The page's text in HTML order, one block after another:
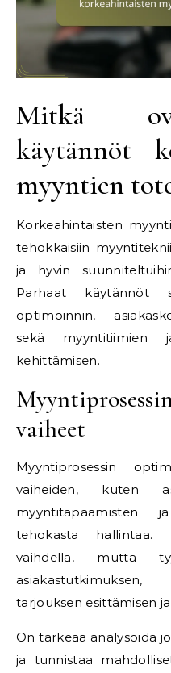
Mitkä
käytännöt
myyntien
Korkeahintaisten
tehokkaisiin
ja hyvin
Parhaat käytännöt
optimoinnin,
sekä myyntitiimien
kehittämisen.
vaiheet
Myyntiprosessin
vaiheiden, kuten
myyntitapaamisten
tehokasta hallintaa.
vaihdella, mutta
tarjouksen esittämisen
On tärkeää analysoida
ja tunnistaa